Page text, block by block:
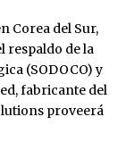
Corea del Sur,
respaldo de la
(SODOCO) y
fabricante del
proveerá